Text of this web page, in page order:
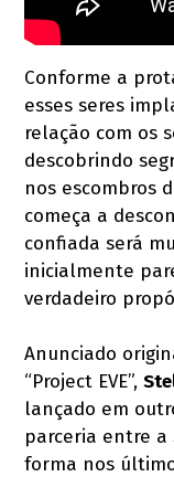
Conforme a
esses seres
relação com os
descobrindo
nos escombros
começa a
confiada será
inicialmente
verdadeiro
Anunciado
“Project EVE”,
lançado em
parceria entre a
forma nos